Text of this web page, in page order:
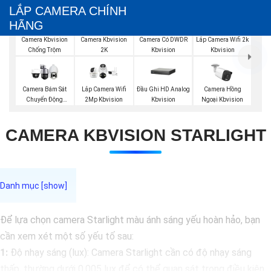
LẮP CAMERA CHÍNH
HÃNG
Camera Kbvision
Chống Trộm
Camera Kbvision
2K
Camera Có DWDR
Kbvision
Lắp Camera Wifi 2k
Kbvision
Camera Bám Sát
Chuyển Động
Lắp Camera Wifi
2Mp Kbvision
Đầu Ghi HD Analog
Kbvision
Camera Hồng
Ngoại Kbvision
CAMERA KBVISION STARLIGHT
Để lựa chọn camera Starlight màu ánh sáng yếu hoàn hảo, bạn
cần xem xét một số yếu tố sau:
1: Độ nhạy sáng (lux): Camera Starlight cần có độ nhạy sáng